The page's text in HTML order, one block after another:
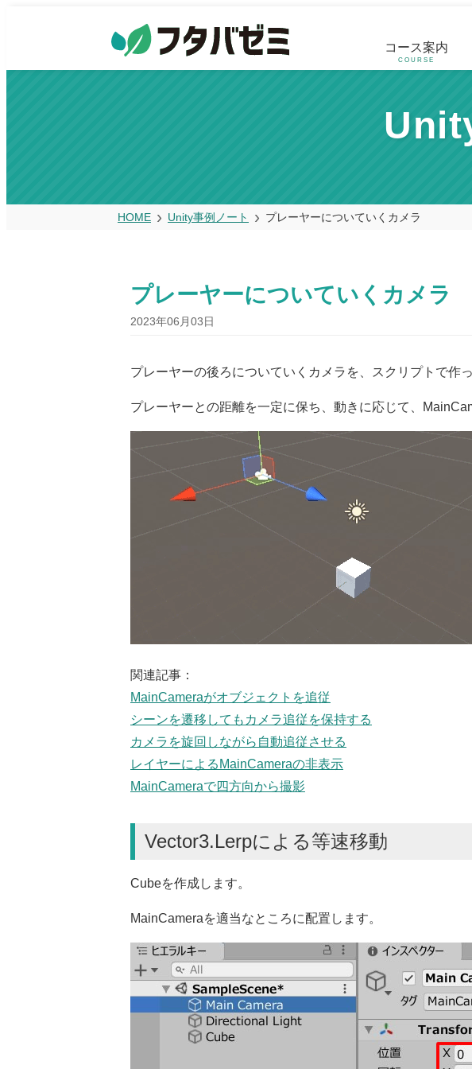
コース案内
COURSE
HOME Unity事例ノート プレーヤーについていくカメラ
プレーヤーについていくカメラ
2023年06月03日
プレーヤーの後ろについていくカメラを、スクリプトで作
プレーヤーとの距離を一定に保ち、動きに応じて、
関連記事：
MainCameraがオブジェクトを追従
シーンを遷移してもカメラ追従を保持する
カメラを旋回しながら自動追従させる
レイヤーによるMainCameraの非表示
MainCameraで四方向から撮影
Vector3.Lerpによる等速移動
Cubeを作成します。
MainCameraを適当なところに配置します。